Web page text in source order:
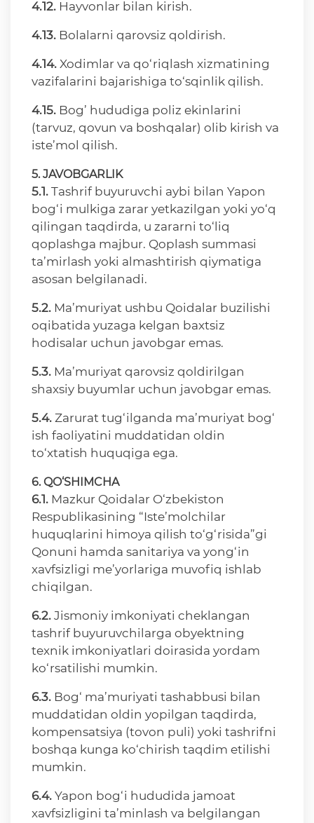
4.12. Hayvonlar bilan kirish.
4.13. Bolalarni qarovsiz qoldirish.
4.14. Xodimlar va qo‘riqlash xizmatining
vazifalarini bajarishiga to‘sqinlik qilish.
4.15. Bog’ hududiga poliz ekinlarini
(tarvuz, qovun va boshqalar) olib kirish va
iste’mol qilish.
5. JAVOBGARLIK
5.1. Tashrif buyuruvchi aybi bilan Yapon
bog‘i mulkiga zarar yetkazilgan yoki yo‘q
qilingan taqdirda, u zararni to‘liq
qoplashga majbur. Qoplash summasi
ta’mirlash yoki almashtirish qiymatiga
asosan belgilanadi.
5.2. Ma’muriyat ushbu Qoidalar buzilishi
oqibatida yuzaga kelgan baxtsiz
hodisalar uchun javobgar emas.
5.3. Ma’muriyat qarovsiz qoldirilgan
shaxsiy buyumlar uchun javobgar emas.
5.4. Zarurat tug‘ilganda ma’muriyat bog‘
ish faoliyatini muddatidan oldin
to‘xtatish huquqiga ega.
6. QO‘SHIMCHA
6.1. Mazkur Qoidalar O‘zbekiston
Respublikasining “Iste’molchilar
huquqlarini himoya qilish to‘g‘risida”gi
Qonuni hamda sanitariya va yong‘in
xavfsizligi me’yorlariga muvofiq ishlab
chiqilgan.
6.2. Jismoniy imkoniyati cheklangan
tashrif buyuruvchilarga obyektning
texnik imkoniyatlari doirasida yordam
ko‘rsatilishi mumkin.
6.3. Bog‘ ma’muriyati tashabbusi bilan
muddatidan oldin yopilgan taqdirda,
kompensatsiya (tovon puli) yoki tashrifni
boshqa kunga ko‘chirish taqdim etilishi
mumkin.
6.4. Yapon bog‘i hududida jamoat
xavfsizligini ta’minlash va belgilangan